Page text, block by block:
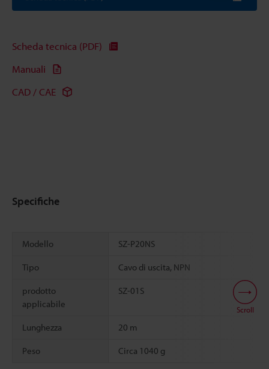
Scheda tecnica (PDF)
Manuali
CAD / CAE
Specifiche
Modello SZ-P20NS
Tipo Cavo di uscita, NPN
prodotto
applicabile
SZ-01S
Lunghezza 20 m
Peso Circa 1040 g
Scroll